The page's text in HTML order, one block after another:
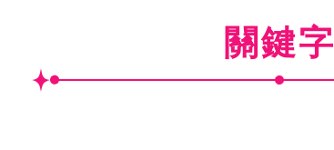
關鍵字